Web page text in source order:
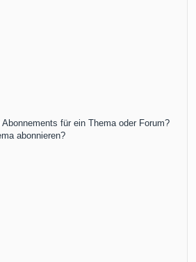
für ein Thema oder Forum?
abonnieren?